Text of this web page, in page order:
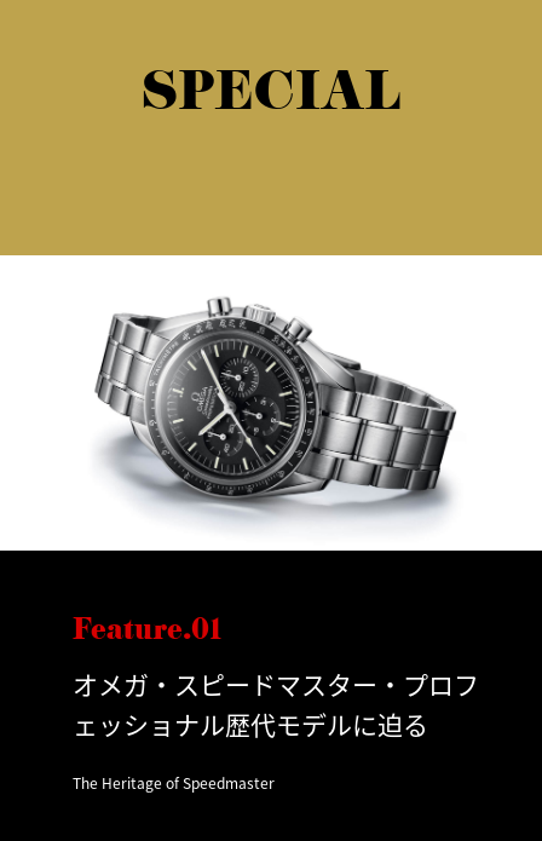
SPECIAL
Feature.01
オメガ・スピードマスター・プロフ
ェッショナル歴代モデルに迫る
The Heritage of Speedmaster